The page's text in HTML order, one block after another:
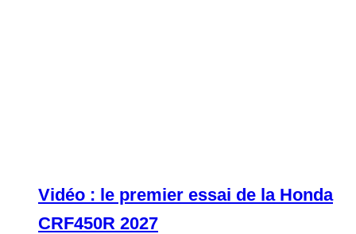
Vidéo : le premier essai de la Honda
CRF450R 2027